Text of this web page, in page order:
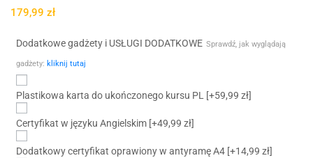
179,99 zł
Dodatkowe gadżety i USŁUGI DODATKOWE Sprawdź, jak wyglądają
gadżety: kliknij tutaj
Plastikowa karta do ukończonego kursu PL [+59,99 zł]
Certyfikat w języku Angielskim [+49,99 zł]
Dodatkowy certyfikat oprawiony w antyramę A4 [+14,99 zł]